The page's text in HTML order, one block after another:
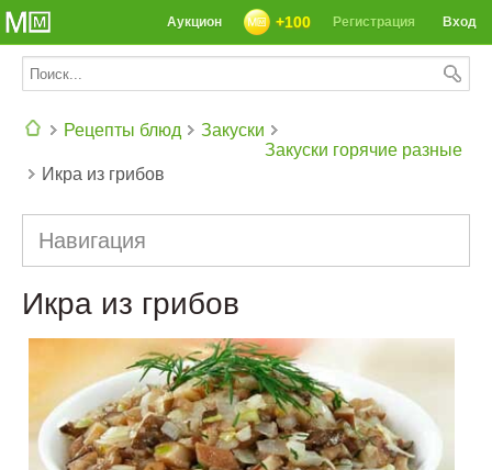
Вход
Регистрация
+100
Аукцион
Рецепты блюд
Закуски
Закуски горячие разные
Икра из грибов
Навигация
Икра из грибов